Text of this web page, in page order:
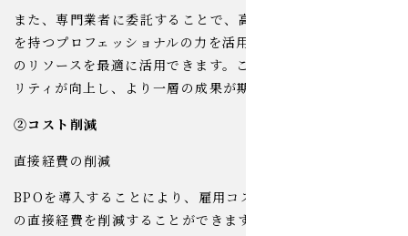
また、専門業者に委託することで、高度なスキルや専門知識
を持つプロフェッショナルの力を活用することができ、自社
のリソースを最適に活用できます。これにより、業務のクオ
リティが向上し、より一層の成果が期待できるでしょう。
②コスト削減
直接経費の削減
BPOを導入することにより、雇用コストや訓練コストなど
の直接経費を削減することができます。専門業者に業務を委